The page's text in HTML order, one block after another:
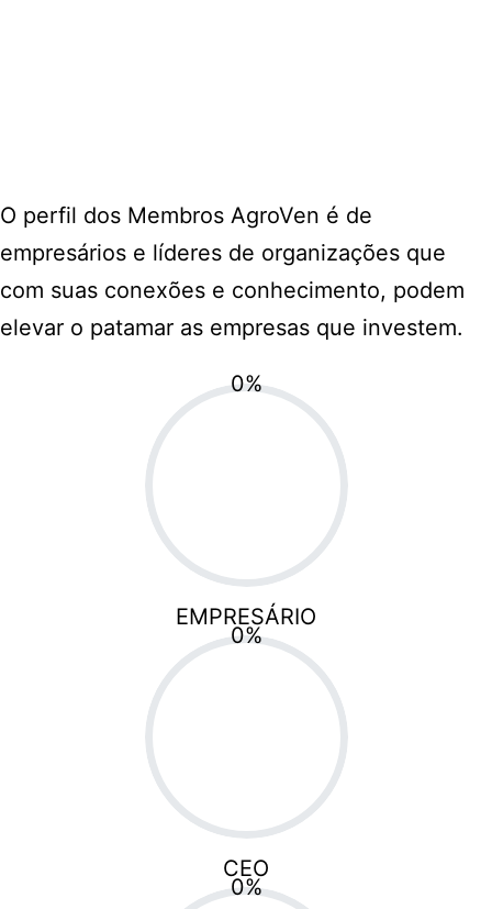
O perfil dos Membros AgroVen é de
empresários e líderes de organizações que
com suas conexões e conhecimento, podem
elevar o patamar as empresas que investem.
0%
EMPRESÁRIO
0%
CEO
0%